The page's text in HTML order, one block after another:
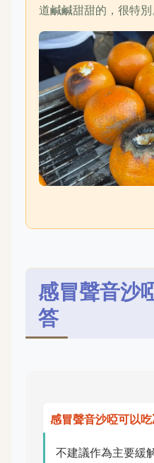
道鹹鹹甜甜的，很特別
感冒聲音沙
答
感冒聲音沙啞可以
不建議作為主要緩